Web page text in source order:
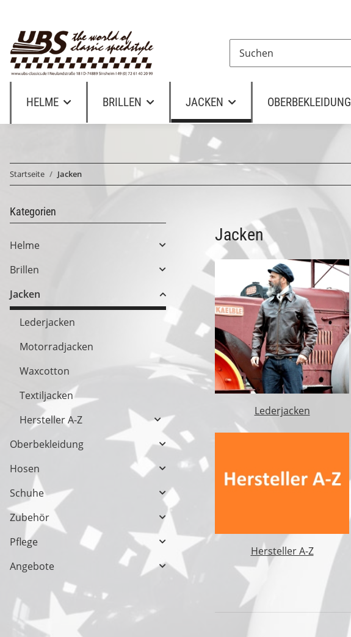
HELME BRILLEN JACKEN OBERBEKLEIDUNG
Startseite Jacken
Jacken
Lederjacken
Hersteller A-Z
Kategorien
Helme
Brillen
Jacken
Lederjacken
Motorradjacken
Waxcotton
Textiljacken
Hersteller A-Z
Oberbekleidung
Hosen
Schuhe
Zubehör
Pflege
Angebote